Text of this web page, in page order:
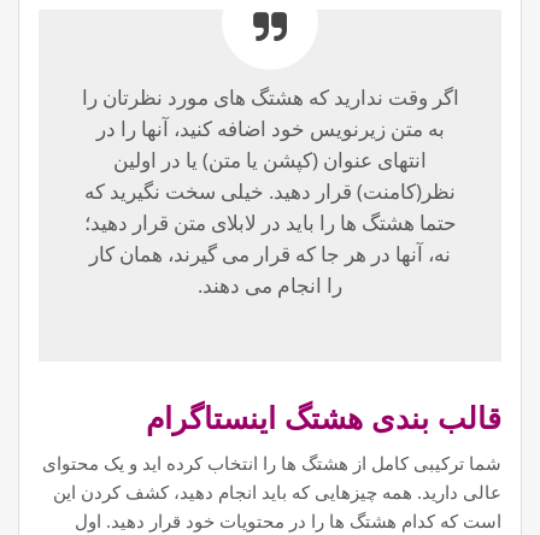
اگر وقت ندارید که هشتگ های مورد نظرتان را
به متن زیرنویس خود اضافه کنید، آنها را در
انتهای عنوان (کپشن یا متن) یا در اولین
نظر(کامنت) قرار دهید. خیلی سخت نگیرید که
حتما هشتگ ها را باید در لابلای متن قرار دهید؛
نه، آنها در هر جا که قرار می گیرند، همان کار
را انجام می دهند.
قالب بندی هشتگ اینستاگرام
شما ترکیبی کامل از هشتگ ها را انتخاب کرده اید و یک محتوای
عالی دارید. همه چیزهایی که باید انجام دهید، کشف کردن این
است که کدام هشتگ ها را در محتویات خود قرار دهید. اول